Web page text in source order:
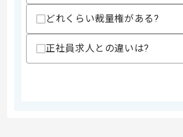
・WEBシステム
上記に似た経験や
どれくらい裁量権がある?
正社員求人との違いは?